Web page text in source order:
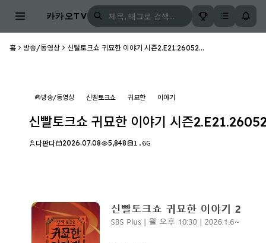
카카오TV
홈 방송/동영상 신빨토크쇼 귀묘한 이야기 시즌2.E21.26052...
방송/동영상 신빨토크쇼 귀묘한 이야기
신빨토크쇼 귀묘한 이야기 시즌
다판다 2026.07.08 5,848 1.6G